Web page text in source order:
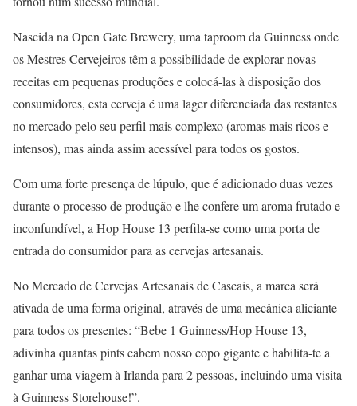
Nascida na Open Gate Brewery, uma taproom da Guinness onde
os Mestres Cervejeiros têm a possibilidade de explorar novas
receitas em pequenas produções e colocá-las à disposição dos
consumidores, esta cerveja é uma lager diferenciada das restantes
no mercado pelo seu perfil mais complexo (aromas mais ricos e
intensos), mas ainda assim acessível para todos os gostos.
Com uma forte presença de lúpulo, que é adicionado duas vezes
durante o processo de produção e lhe confere um aroma frutado e
inconfundível, a Hop House 13 perfila-se como uma porta de
entrada do consumidor para as cervejas artesanais.
No Mercado de Cervejas Artesanais de Cascais, a marca será
ativada de uma forma original, através de uma mecânica aliciante
para todos os presentes: “Bebe 1 Guinness/Hop House 13,
adivinha quantas pints cabem nosso copo gigante e habilita-te a
ganhar uma viagem à Irlanda para 2 pessoas, incluindo uma visita
à Guinness Storehouse!”.